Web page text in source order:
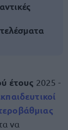
έτους 2025 -
να